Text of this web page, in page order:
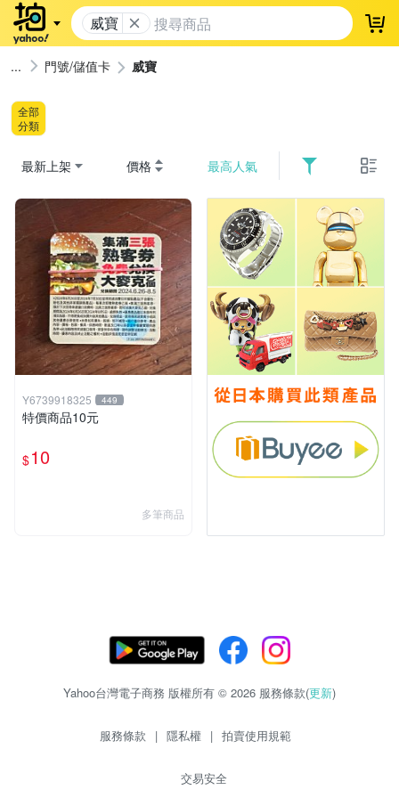
威寶 登
門號/儲值卡 威寶
全部
分類
最新上架 價格 最高人氣
Y6739918325 449
特價商品10元
$10
多筆商品
Yahoo台灣電子商務 版權所有 © 2026 服務條款(更新)
服務條款 | 隱私權 | 拍賣使用規範
交易安全